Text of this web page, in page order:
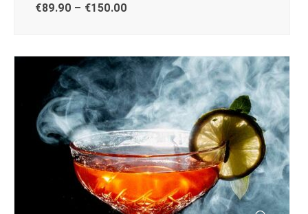
€89.90 – €150.00